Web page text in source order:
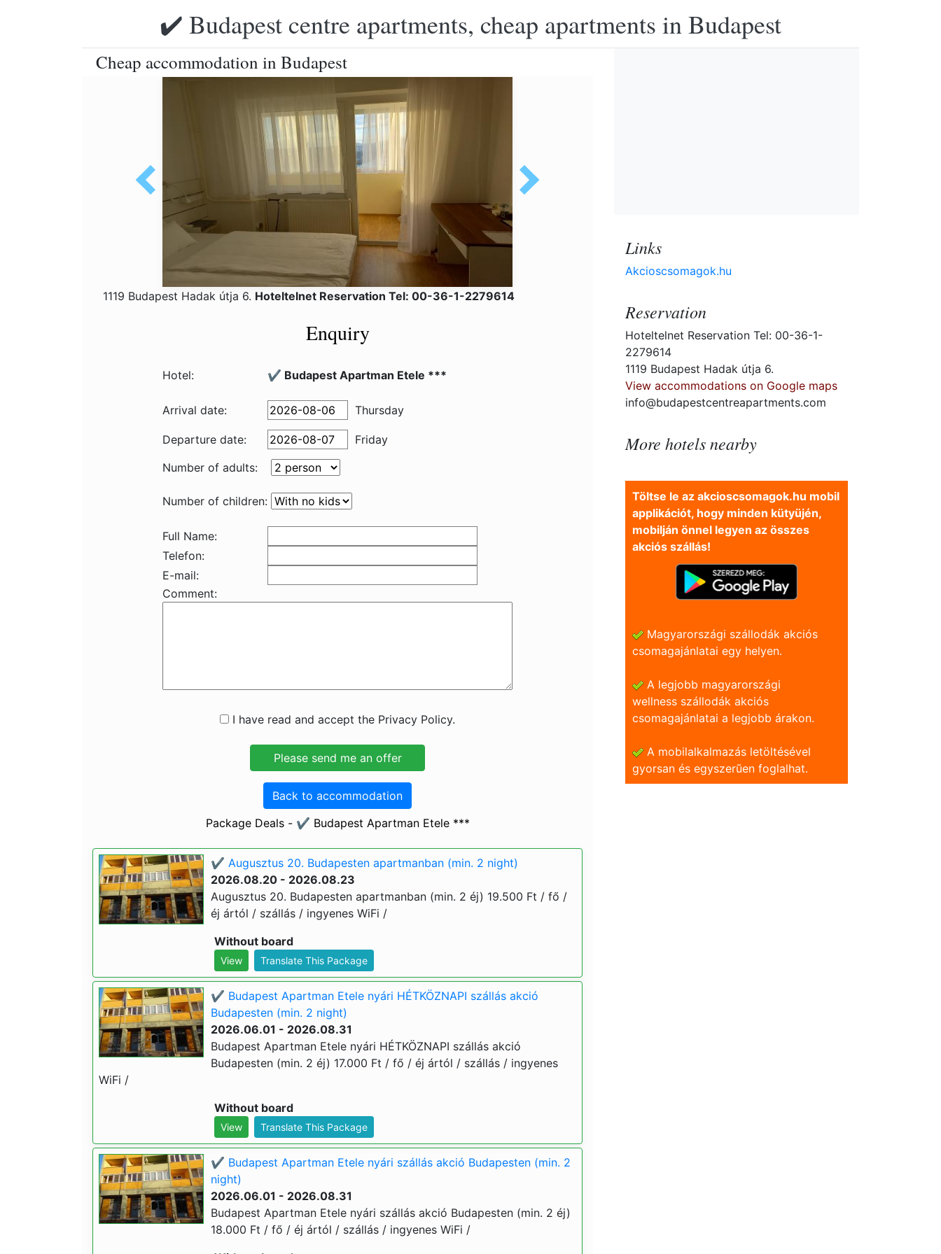
✔️ Budapest centre apartments, cheap apartments in Budapest
Cheap accommodation in Budapest
1119 Budapest Hadak útja 6. Hoteltelnet Reservation Tel: 00-36-1-2279614
Enquiry
Hotel: ✔️ Budapest Apartman Etele ***
Arrival date: Thursday
Departure date:
Friday
Number of adults:
Number of children:
Full Name:
Telefon:
E-mail:
Comment:
I have read and accept the Privacy Policy.
Back to accommodation
Package Deals - ✔️ Budapest Apartman Etele ***
✔️ Augusztus 20. Budapesten apartmanban (min. 2 night)
2026.08.20 - 2026.08.23
Augusztus 20. Budapesten apartmanban (min. 2 éj) 19.500 Ft / fő /
éj ártól / szállás / ingyenes WiFi /
Without board
View Translate This Package
✔️ Budapest Apartman Etele nyári HÉTKÖZNAPI szállás akció
Budapesten (min. 2 night)
2026.06.01 - 2026.08.31
Budapest Apartman Etele nyári HÉTKÖZNAPI szállás akció
Budapesten (min. 2 éj) 17.000 Ft / fő / éj ártól / szállás / ingyenes
WiFi /
Without board
View Translate This Package
✔️ Budapest Apartman Etele nyári szállás akció Budapesten (min. 2
night)
2026.06.01 - 2026.08.31
Budapest Apartman Etele nyári szállás akció Budapesten (min. 2 éj)
18.000 Ft / fő / éj ártól / szállás / ingyenes WiFi /
Links
Akcioscsomagok.hu
Reservation
Hoteltelnet Reservation Tel: 00-36-1-
2279614
1119 Budapest Hadak útja 6.
View accommodations on Google maps
info@budapestcentreapartments.com
More hotels nearby
Töltse le az akcioscsomagok.hu mobil
applikációt, hogy minden kütyüjén,
mobilján önnel legyen az összes
akciós szállás!
Magyarországi szállodák akciós
csomagajánlatai egy helyen.
A legjobb magyarországi
wellness szállodák akciós
csomagajánlatai a legjobb árakon.
A mobilalkalmazás letöltésével
gyorsan és egyszerũen foglalhat.